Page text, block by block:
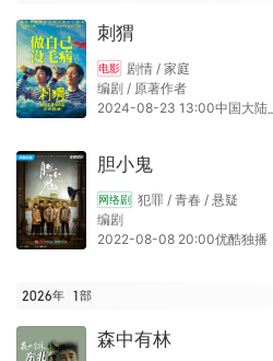
刺猬
电影 剧情 / 家庭
编剧 / 原著作者
2024-08-23 13:00中国大陆
胆小鬼
网络剧 犯罪 / 青春 / 悬疑
编剧
2022-08-08 20:00优酷独播
2026年 1部
森中有林